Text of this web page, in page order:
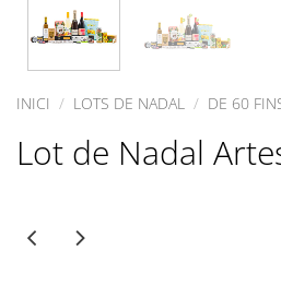
INICI / LOTS DE NADAL / DE 60
Lot de Nadal